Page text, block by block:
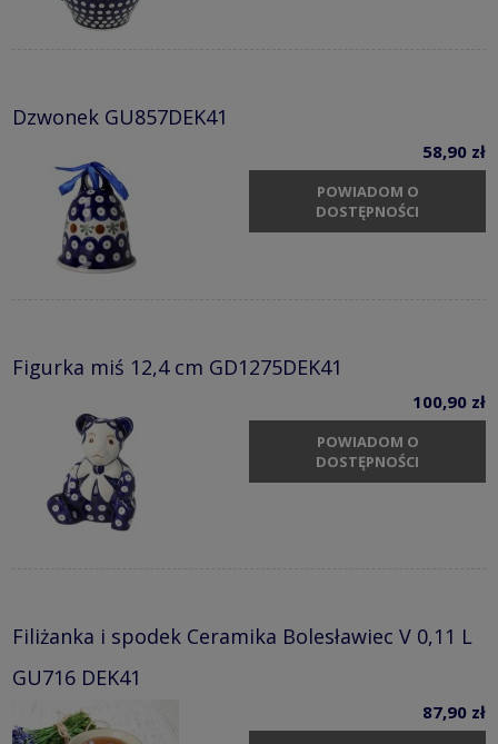
Dzwonek GU857DEK41
58,90 zł
POWIADOM O
DOSTĘPNOŚCI
Figurka miś 12,4 cm GD1275DEK41
100,90 zł
POWIADOM O
DOSTĘPNOŚCI
Filiżanka i spodek Ceramika Bolesławiec V 0,11 L
GU716 DEK41
87,90 zł